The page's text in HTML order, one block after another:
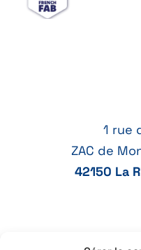
1 rue
ZAC de
42150 La